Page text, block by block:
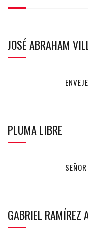
JOSÉ ABRAHAM
PLUMA LIBRE
GABRIEL RAMÍREZ